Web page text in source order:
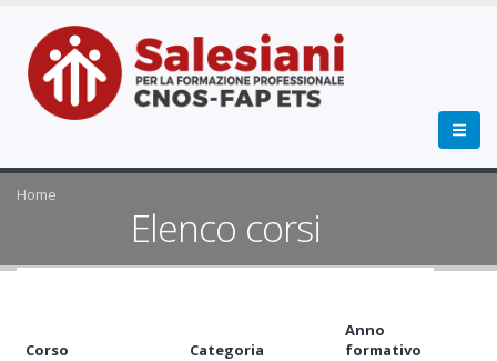
Home
Elenco corsi
Corso Categoria
Anno
formativo